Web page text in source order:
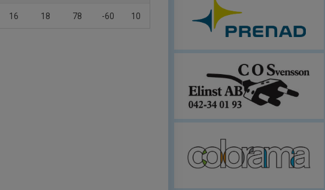
16 18 78 -60 10